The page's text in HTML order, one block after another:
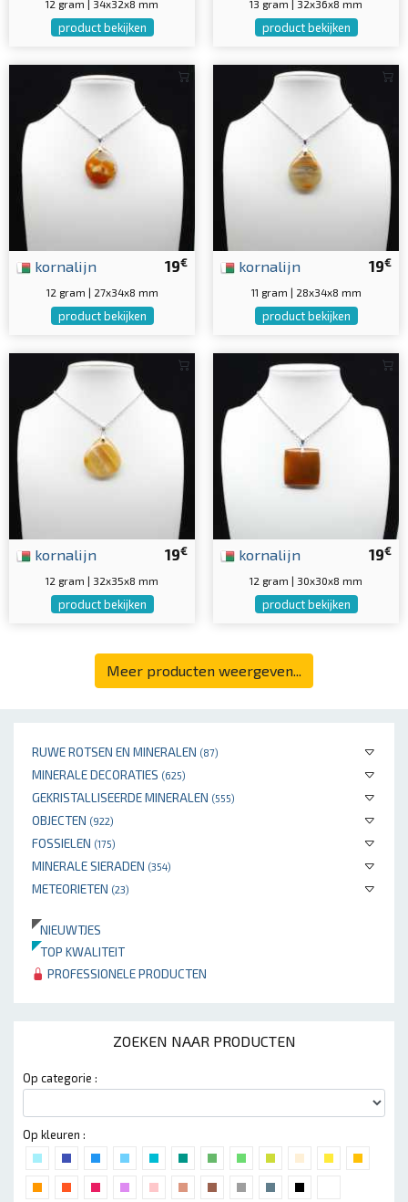
RUWE ROTSEN EN MINERALEN (87)
MINERALE DECORATIES (625)
GEKRISTALLISEERDE MINERALEN (555)
OBJECTEN (922)
FOSSIELEN (175)
MINERALE SIERADEN (354)
METEORIETEN (23)
NIEUWTJES
TOP KWALITEIT
PROFESSIONELE PRODUCTEN
ZOEKEN NAAR PRODUCTEN
Op categorie :
Op kleuren :
12 gram | 34x32x8 mm
product bekijken
13 gram | 32x36x8 mm
product bekijken
19€
kornalijn
12 gram | 27x34x8 mm
product bekijken
19€
kornalijn
11 gram | 28x34x8 mm
product bekijken
19€
kornalijn
12 gram | 32x35x8 mm
product bekijken
19€
kornalijn
12 gram | 30x30x8 mm
product bekijken
Meer producten weergeven...